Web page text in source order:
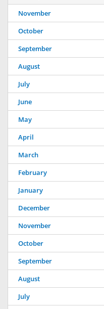
November
October
September
August
July
June
May
April
March
February
January
December
November
October
September
August
July